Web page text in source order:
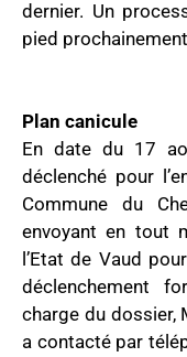
dernier. Un
pied
Plan canicule
En date du 17
déclenché pour
Commune du
envoyant en tout
l’Etat de Vaud
déclenchement
charge du dossier,
a contacté par